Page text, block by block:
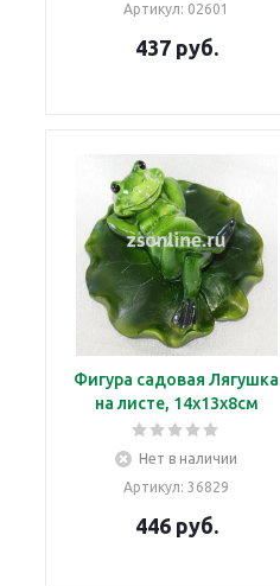
Артикул: 02601
437руб.
Фигура садовая Лягушка
на листе, 14х13х8см
Нет в наличии
Артикул: 36829
446руб.